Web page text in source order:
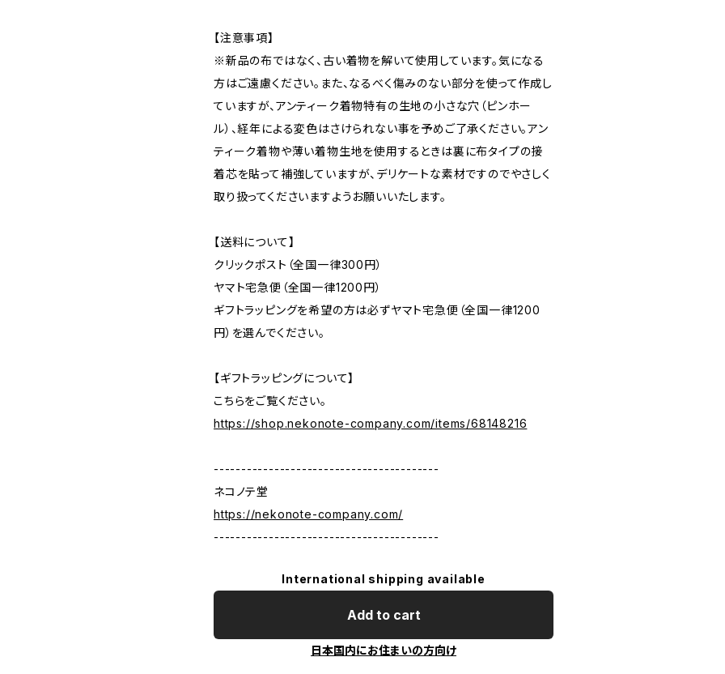
【注意事項】
※新品の布ではなく、古い着物を解いて使用しています。気になる
方はご遠慮ください。また、なるべく傷みのない部分を使って作成し
ていますが、アンティーク着物特有の生地の小さな穴（ピンホー
ル）、経年による変色はさけられない事を予めご了承ください。アン
ティーク着物や薄い着物生地を使用するときは裏に布タイプの接
着芯を貼って補強していますが、デリケートな素材ですのでやさしく
取り扱ってくださいますようお願いいたします。
【送料について】
クリックポスト（全国一律300円）
ヤマト宅急便（全国一律1200円）
ギフトラッピングを希望の方は必ずヤマト宅急便（全国一律1200
円）を選んでください。
【ギフトラッピングについて】
こちらをご覧ください。
https://shop.nekonote-company.com/items/68148216
-----------------------------------------
ネコノテ堂
https://nekonote-company.com/
-----------------------------------------
International shipping available
Add to cart
日本国内にお住まいの方向け